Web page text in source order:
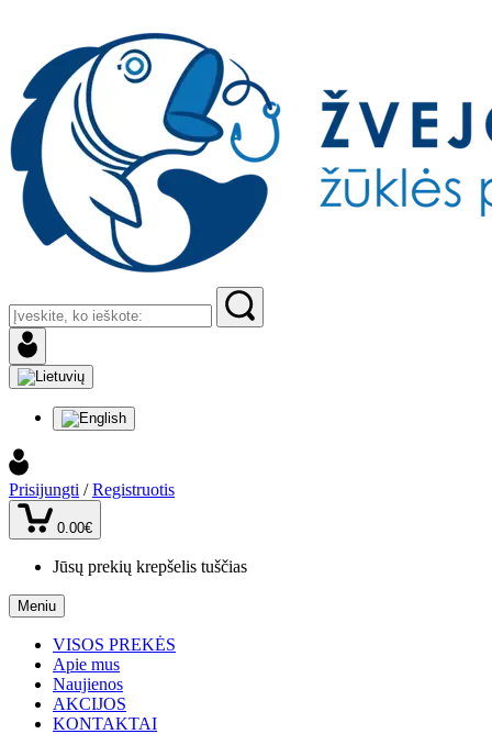
Prisijungti / Registruotis
0.00€
Jūsų prekių krepšelis tuščias
Meniu
VISOS PREKĖS
Apie mus
Naujienos
AKCIJOS
KONTAKTAI